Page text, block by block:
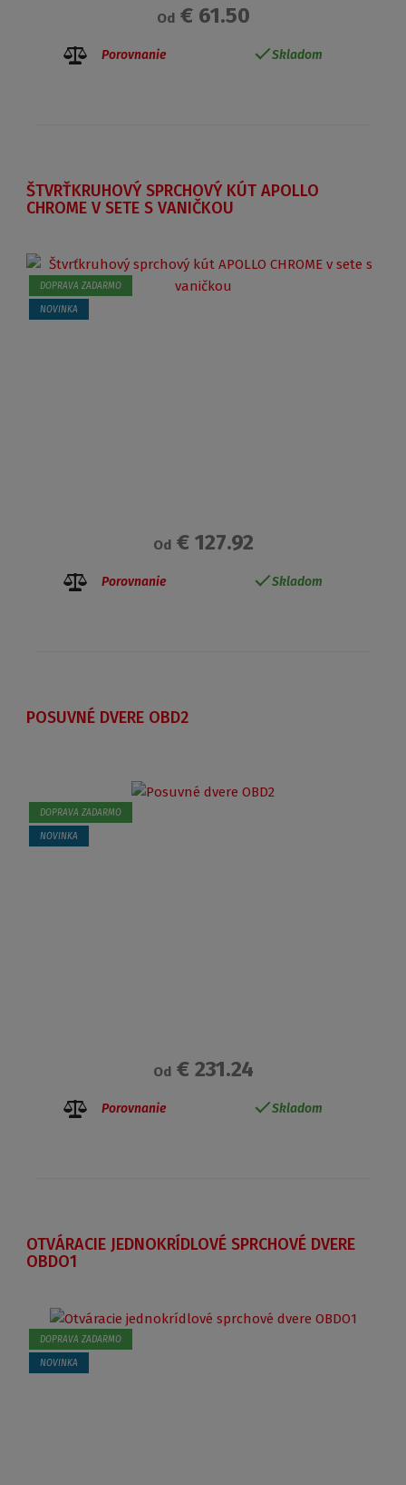
Od€ 61.50
Porovnanie Skladom
ŠTVRŤKRUHOVÝ SPRCHOVÝ KÚT APOLLO
CHROME V SETE S VANIČKOU
DOPRAVA ZADARMO
NOVINKA
Od€ 127.92
Porovnanie Skladom
POSUVNÉ DVERE OBD2
DOPRAVA ZADARMO
NOVINKA
Od€ 231.24
Porovnanie Skladom
OTVÁRACIE JEDNOKRÍDLOVÉ SPRCHOVÉ DVERE
OBDO1
DOPRAVA ZADARMO
NOVINKA